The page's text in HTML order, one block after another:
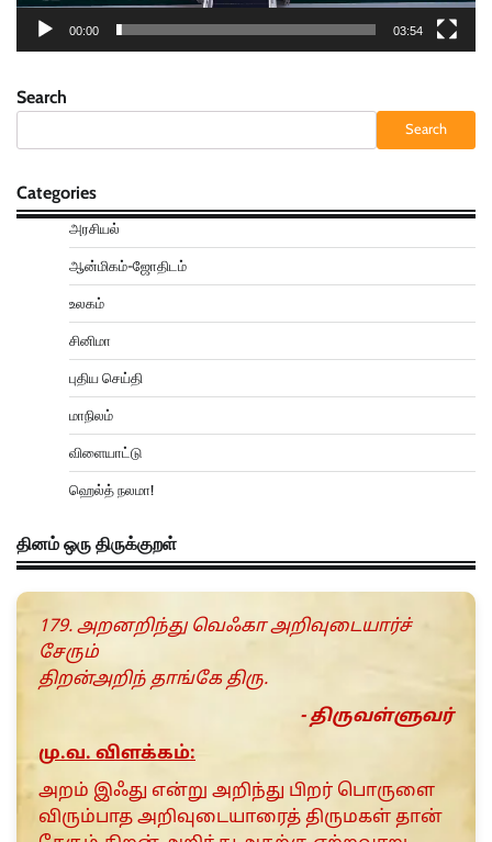
00:00 03:54
Search
Search
Categories
அரசியல்
ஆன்மிகம்-ஜோதிடம்
உலகம்
சினிமா
புதிய செய்தி
மாநிலம்
விளையாட்டு
ஹெல்த் நலமா!
தினம் ஒரு திருக்குறள்
179. அறனறிந்து வெஃகா அறிவுடையார்ச்
சேரும்
திறன்அறிந் தாங்கே திரு.
- திருவள்ளுவர்
மு.வ. விளக்கம்:
அறம் இஃது என்று அறிந்து பிறர் பொருளை
விரும்பாத அறிவுடையாரைத் திருமகள் தான்